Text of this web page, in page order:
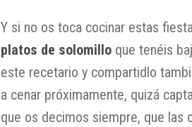
Y si no os toca cocinar estas
platos de solomillo que tenéis
este recetario y compartidlo
a cenar próximamente, quizá
que os decimos siempre, que las